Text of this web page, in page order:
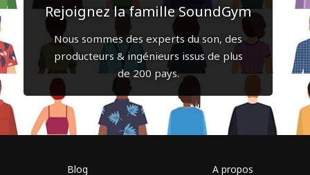
Rejoignez la famille SoundGym
Nous sommes des experts du son, des
producteurs & ingénieurs issus de plus
de 200 pays.
Blog A propos